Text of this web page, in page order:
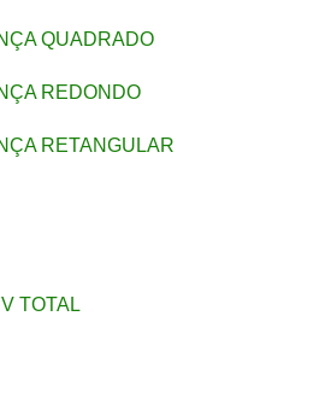
QUADRADO
REDONDO
RETANGULAR
TOTAL